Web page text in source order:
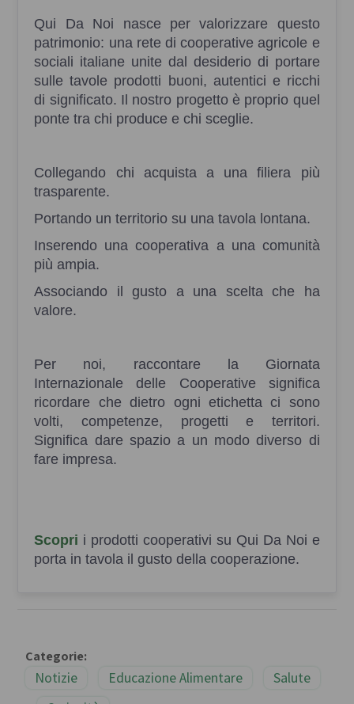
Qui Da Noi nasce per valorizzare questo
patrimonio: una rete di cooperative agricole e
sociali italiane unite dal desiderio di portare
sulle tavole prodotti buoni, autentici e ricchi
di significato. Il nostro progetto è proprio quel
ponte tra chi produce e chi sceglie.
Collegando chi acquista a una filiera più
trasparente.
Portando un territorio su una tavola lontana.
Inserendo una cooperativa a una comunità
più ampia.
Associando il gusto a una scelta che ha
valore.
Per noi, raccontare la Giornata
Internazionale delle Cooperative significa
ricordare che dietro ogni etichetta ci sono
volti, competenze, progetti e territori.
Significa dare spazio a un modo diverso di
fare impresa.
Scopri i prodotti cooperativi su Qui Da Noi e
porta in tavola il gusto della cooperazione.
Categorie:
Notizie Educazione Alimentare
Salute